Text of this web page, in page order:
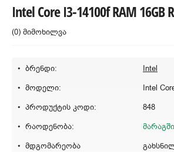
Intel Core I3-14100f RAM 16GB
(0) მიმოხილვა
ბრენდი:
Intel
მოდელი:
პროდუქტის კოდი:
848
რაოდენობა:
მდგომარეობა